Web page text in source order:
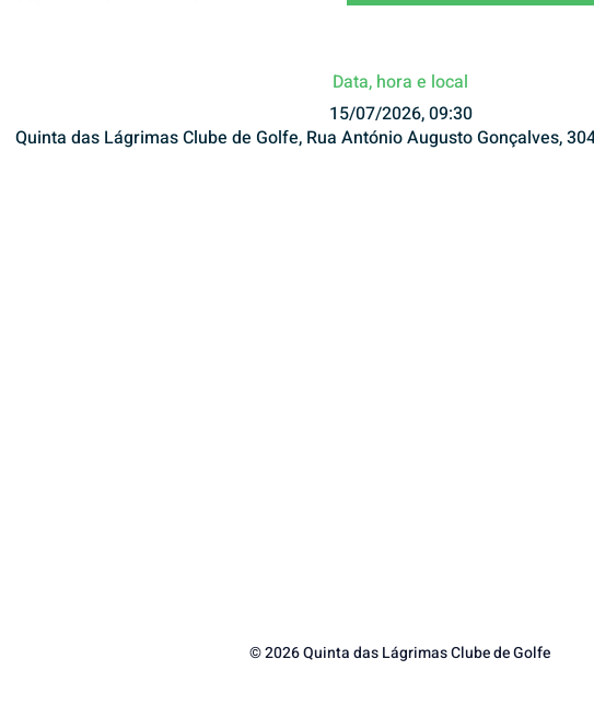
Data, hora e local
15/07/2026, 09:30
Quinta das Lágrimas Clube de Golfe, Rua António Augusto Gonçalves,
© 2026 Quinta das Lágrimas Clube de Golfe